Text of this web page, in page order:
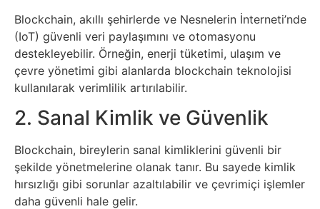
Web
Siteleri
Webmaster
WordPress
Yapay
Zeka
Blockchain, akıllı şehirlerde ve Nesnelerin İnterneti’nde
(IoT) güvenli veri paylaşımını ve otomasyonu
destekleyebilir. Örneğin, enerji tüketimi, ulaşım ve
çevre yönetimi gibi alanlarda blockchain teknolojisi
kullanılarak verimlilik artırılabilir.
2. Sanal Kimlik ve Güvenlik
Blockchain, bireylerin sanal kimliklerini güvenli bir
şekilde yönetmelerine olanak tanır. Bu sayede kimlik
hırsızlığı gibi sorunlar azaltılabilir ve çevrimiçi işlemler
daha güvenli hale gelir.